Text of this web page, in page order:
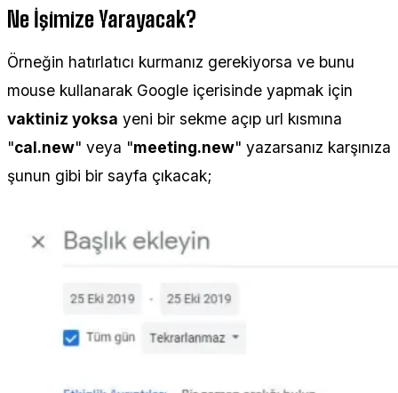
Ne İşimize Yarayacak?
Örneğin hatırlatıcı kurmanız gerekiyorsa ve bunu
mouse kullanarak Google içerisinde yapmak için
vaktiniz yoksa yeni bir sekme açıp url kısmına
"cal.new" veya "meeting.new" yazarsanız karşınıza
şunun gibi bir sayfa çıkacak;